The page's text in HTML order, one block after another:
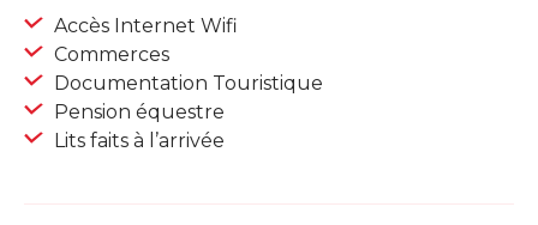
Accès Internet Wifi
Commerces
Documentation Touristique
Pension équestre
Lits faits à l’arrivée